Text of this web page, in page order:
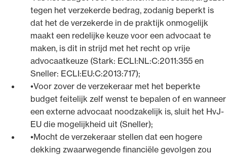
tegen het verzekerde bedrag, zodanig beperkt is
dat het de verzekerde in de praktijk onmogelijk
maakt een redelijke keuze voor een advocaat te
maken, is dit in strijd met het recht op vrije
advocaatkeuze (Stark: ECLI:NL:C:2011:355 en
Sneller: ECLI:EU:C:2013:717);
Voor zover de verzekeraar met het beperkte
budget feitelijk zelf wenst te bepalen of en wanneer
een externe advocaat noodzakelijk is, sluit het HvJ-
EU die mogelijkheid uit (Sneller);
Mocht de verzekeraar stellen dat een hogere
dekking zwaarwegende financiële gevolgen zou